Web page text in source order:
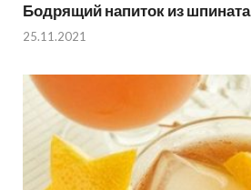
Бодрящий напиток из шпината
25.11.2021